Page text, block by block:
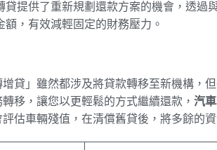
貸提供了重新規劃還款方案的機會，透過
額，有效減輕固定的財務壓力。
貸」雖然都涉及將貸款轉移至新機構，
移，讓您以更輕鬆的方式繼續還款， 汽
估車輛殘值，在清償舊貸後，將多餘的